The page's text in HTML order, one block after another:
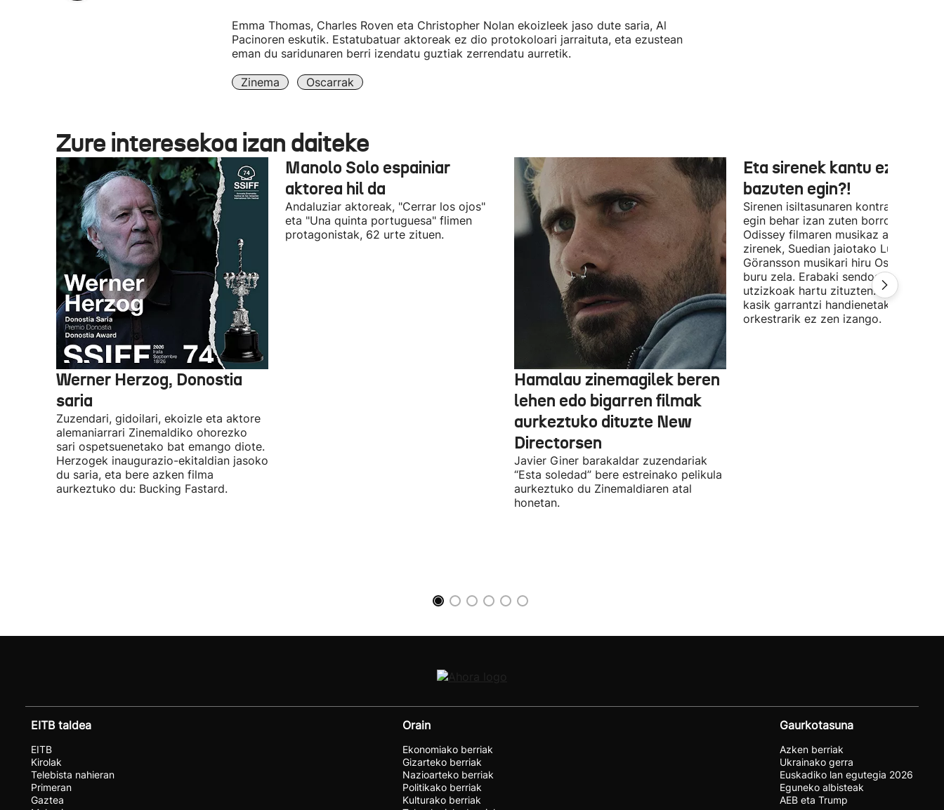
Emma Thomas, Charles Roven eta Christopher Nolan ekoizleek jaso dute saria, Al
Pacinoren eskutik. Estatubatuar aktoreak ez dio protokoloari jarraituta, eta ezustean
eman du saridunaren berri izendatu guztiak zerrendatu aurretik.
Zinema Oscarrak
Zure interesekoa izan daiteke
Werner Herzog, Donostia
saria
Zuzendari, gidoilari, ekoizle eta aktore
alemaniarrari Zinemaldiko ohorezko
sari ospetsuenetako bat emango diote.
Herzogek inaugurazio-ekitaldian jasoko
du saria, eta bere azken filma
aurkeztuko du: Bucking Fastard.
Manolo Solo espainiar
aktorea hil da
Andaluziar aktoreak, "Cerrar los ojos"
eta "Una quinta portuguesa" flimen
protagonistak, 62 urte zituen.
Hamalau zinemagilek beren
lehen edo bigarren filmak
aurkeztuko dituzte New
Directorsen
Javier Giner barakaldar zuzendariak
“Esta soledad” bere estreinako pelikula
aurkeztuko du Zinemaldiaren atal
honetan.
Eta sirenek kantu ez
bazuten egin?!
Sirenen isiltasunaren kontra (edo
egin behar izan zuten borroka The
Odissey filmaren musikaz arduratu
zirenek, Suedian jaiotako Ludwig
Göransson musikari hiru Oscar
buru zela. Erabaki sendoak, ezin
utzizkoak hartu zituzten. Lehengo
kasik garrantzi handienetakoa:
orkestrarik ez zen izango.
EITB taldea
EITB
Kirolak
Telebista nahieran
Primeran
Gaztea
Orain
Ekonomiako berriak
Gizarteko berriak
Nazioarteko berriak
Politikako berriak
Kulturako berriak
Gaurkotasuna
Azken berriak
Ukrainako gerra
Euskadiko lan egutegia 2026
Eguneko albisteak
AEB eta Trump